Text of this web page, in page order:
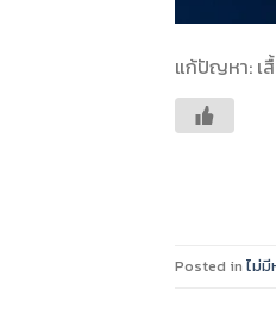
แก้ปัญหา: เ
Posted in ไม่